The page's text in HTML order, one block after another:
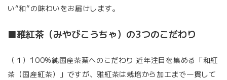
い“和”の味わいをお届けします。
■雅紅茶（みやびこうちゃ）の3つのこだわり
（１）100%純国産茶葉へのこだわり 近年注目を集める「和紅
茶（国産紅茶）」ですが、雅紅茶は栽培から加工まで一貫して